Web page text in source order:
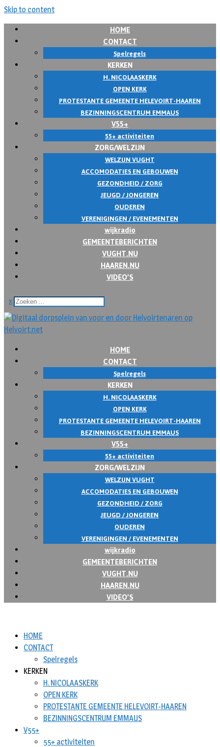
Skip to content
HOME
CONTACT
Spelregels
KERKEN
H. NICOLAASKERK
OPEN KERK
PROTESTANTE GEMEENTE HELEVOIRT-HAAREN
BEZINNINGSCENTRUM EMMAUS
V55+
55+ activiteiten
ZORG/WELZIJN
WELZIJN VUGHT
ACCOMODATIES EN GEBOUWEN
GEZONDHEID / ZORG
JEUGD / JONGEREN
OUDEREN
VERENIGINGEN / EVENEMENTEN
wijkradio
GEMEENTEBERICHTEN
VUGHT.NU
HAAREN.NU
VIDEO’S
x
HOME
CONTACT
Spelregels
KERKEN
H. NICOLAASKERK
OPEN KERK
PROTESTANTE GEMEENTE HELEVOIRT-HAAREN
BEZINNINGSCENTRUM EMMAUS
V55+
55+ activiteiten
ZORG/WELZIJN
WELZIJN VUGHT
ACCOMODATIES EN GEBOUWEN
GEZONDHEID / ZORG
JEUGD / JONGEREN
OUDEREN
VERENIGINGEN / EVENEMENTEN
wijkradio
GEMEENTEBERICHTEN
VUGHT.NU
HAAREN.NU
VIDEO’S
HOME
CONTACT
Spelregels
KERKEN
H. NICOLAASKERK
OPEN KERK
PROTESTANTE GEMEENTE HELEVOIRT-HAAREN
BEZINNINGSCENTRUM EMMAUS
V55+
55+ activiteiten